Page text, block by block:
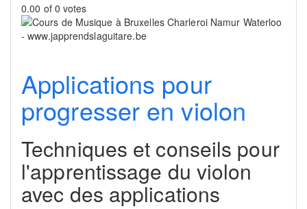
0.00 of 0 votes
Applications pour
progresser en violon
Techniques et conseils pour
l'apprentissage du violon
avec des applications